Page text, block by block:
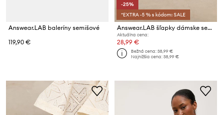
Answear.LAB baleríny semišové
119,90 €
-25%
*EXTRA -5 % s kódom: SALE
Answear.LAB šľapky dámske semišové
Aktuálna cena:
28,99 €
Bežná cena:38,99 €
Najnižšia cena:38,99 €